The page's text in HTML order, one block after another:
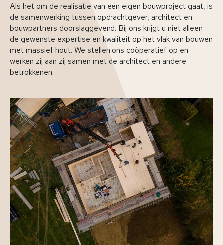
Als het om de realisatie van een eigen bouwproject gaat, is
de samenwerking tussen opdrachtgever, architect en
bouwpartners doorslaggevend. Bij ons krijgt u niet alleen
de gewenste expertise en kwaliteit op het vlak van bouwen
met massief hout. We stellen ons coöperatief op en
werken zij aan zij samen met de architect en andere
betrokkenen.